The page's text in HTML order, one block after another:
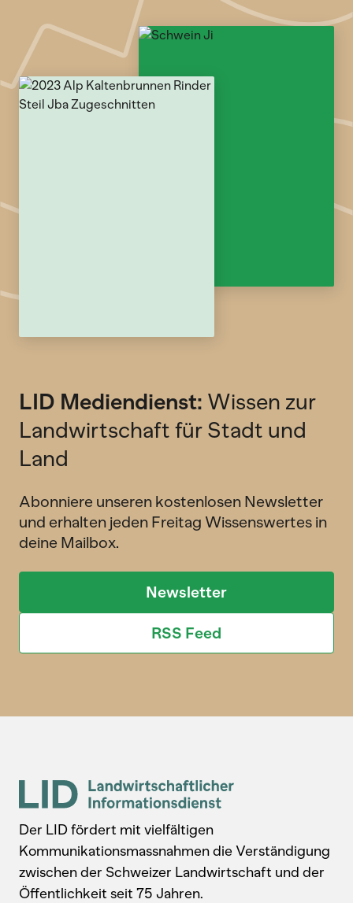
LID Mediendienst: Wissen zur
Landwirtschaft für Stadt und
Land
Abonniere unseren kostenlosen Newsletter
und erhalten jeden Freitag Wissenswertes in
deine Mailbox.
Newsletter
RSS Feed
Der LID fördert mit vielfältigen
Kommunikationsmassnahmen die Verständigung
zwischen der Schweizer Landwirtschaft und der
Öffentlichkeit seit 75 Jahren.